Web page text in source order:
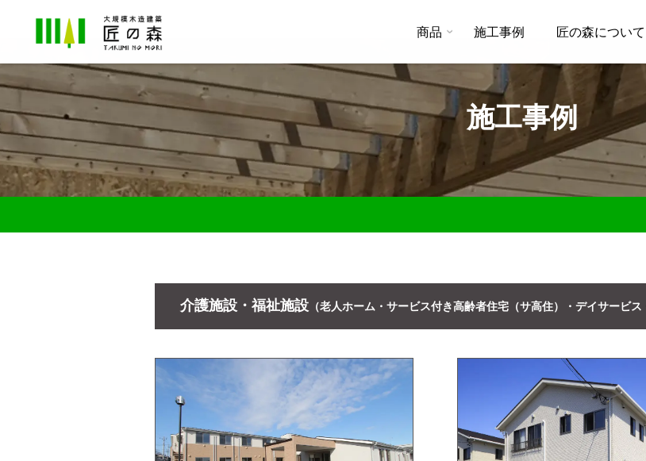
商品 施工事例 匠の森について
施工事例
介護施設・福祉施設（老人ホーム・サービス付き高齢者住宅（サ高住）・デイサービス